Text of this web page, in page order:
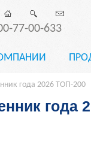
77-00-633
года 2026 ТОП-200
года